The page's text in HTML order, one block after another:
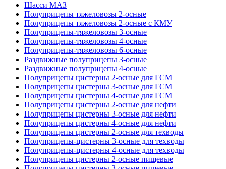
Шасси МАЗ
Полуприцепы тяжеловозы 2-осные
Полуприцепы тяжеловозы 2-осные с КМУ
Полуприцепы-тяжеловозы 3-осные
Полуприцепы-тяжеловозы 4-осные
Полуприцепы-тяжеловозы 6-осные
Раздвижные полуприцепы 3-осные
Раздвижные полуприцепы 4-осные
Полуприцепы цистерны 2-осные для ГСМ
Полуприцепы цистерны 3-осные для ГСМ
Полуприцепы цистерны 4-осные для ГСМ
Полуприцепы цистерны 2-осные для нефти
Полуприцепы цистерны 3-осные для нефти
Полуприцепы цистерны 4-осные для нефти
Полуприцепы цистерны 2-осные для техводы
Полуприцепы-цистерны 3-осные для техводы
Полуприцепы-цистерны 4-осные для техводы
Полуприцепы цистерны 2-осные пищевые